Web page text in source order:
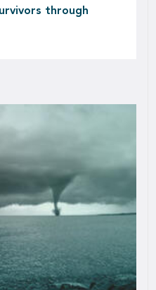
through